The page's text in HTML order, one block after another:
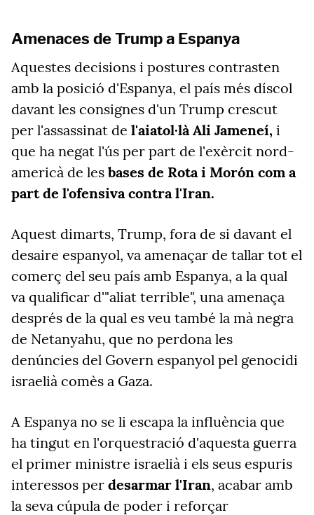
Amenaces de Trump a Espanya
Aquestes decisions i postures contrasten
amb la posició d'Espanya, el país més díscol
davant les consignes d'un Trump crescut
per l'assassinat de l'aiatol·là Ali Jameneí, i
que ha negat l'ús per part de l'exèrcit nord-
americà de les bases de Rota i Morón com a
part de l'ofensiva contra l'Iran.
Aquest dimarts, Trump, fora de si davant el
desaire espanyol, va amenaçar de tallar tot el
comerç del seu país amb Espanya, a la qual
va qualificar d'"aliat terrible", una amenaça
després de la qual es veu també la mà negra
de Netanyahu, que no perdona les
denúncies del Govern espanyol pel genocidi
israelià comès a Gaza.
A Espanya no se li escapa la influència que
ha tingut en l'orquestració d'aquesta guerra
el primer ministre israelià i els seus espuris
interessos per desarmar l'Iran, acabar amb
la seva cúpula de poder i reforçar